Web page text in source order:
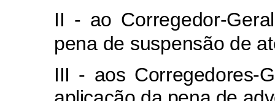
II - ao Corregedor-
pena de suspensão de
III - aos Corregedores-